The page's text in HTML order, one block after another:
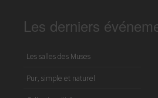
Les derniers
Les salles des Muses
Pur, simple et naturel